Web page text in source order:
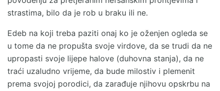
strastima, bilo da je rob u braku ili ne.
Edeb na koji treba paziti onaj ko je oženjen ogleda se
u tome da ne propušta svoje virdove, da se trudi da ne
upropasti svoje lijepe halove (duhovna stanja), da ne
traći uzaludno vrijeme, da bude milostiv i plemenit
prema svojoj porodici, da zarađuje njihovu opskrbu na